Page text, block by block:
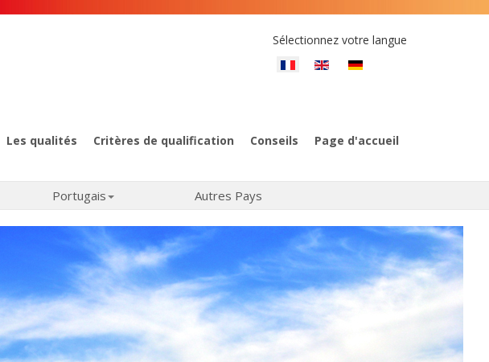
Sélectionnez votre langue
Page d'accueil
Conseils
Critères de qualification
Les qualités
Portugais Autres Pays